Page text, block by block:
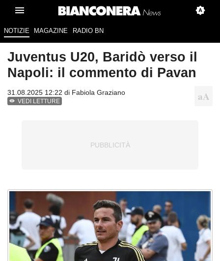
NOTIZIE MAGAZINE RADIO BN
Juventus U20, Baridò verso il
Napoli: il commento di Pavan
31.08.2025 12:22 di Fabiola Graziano
VEDI LETTURE